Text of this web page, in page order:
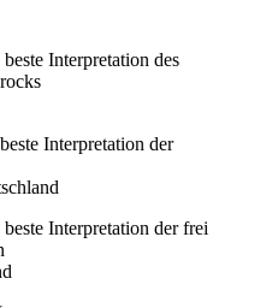
Interpretation des
Interpretation der
Interpretation der frei